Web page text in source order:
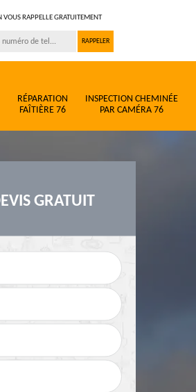
VOUS RAPPELLE GRATUITEMENT
RÉPARATION
FAÎTIÈRE 76
INSPECTION CHEMINÉE
PAR CAMÉRA 76
GRATUIT